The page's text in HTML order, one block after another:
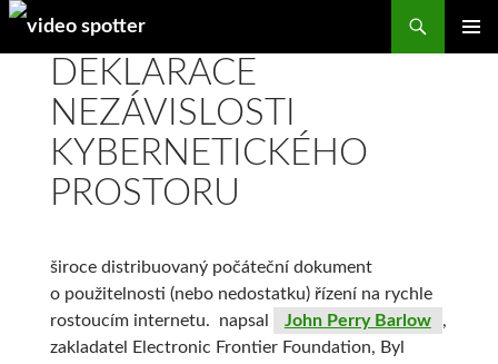
Search
DEKLARACE
NEZÁVISLOSTI
KYBERNETICKÉHO
PROSTORU
široce distribuovaný počáteční dokument
o použitelnosti (nebo nedostatku) řízení na rychle
rostoucím internetu. napsal
John Perry Barlow
,
zakladatel Electronic Frontier Foundation, Byl